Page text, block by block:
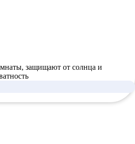
защищают от солнца и